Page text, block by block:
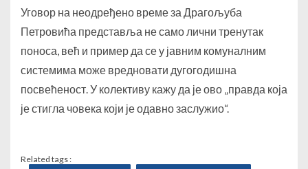
Уговор на неодређено време за Драгољуба
Петровића представља не само лични тренутак
поноса, већ и пример да се у јавним комуналним
системима може вредновати дугогодишна
посвећеност. У колективу кажу да је ово „правда која
је стигла човека који је одавно заслужио“.
Related tags :